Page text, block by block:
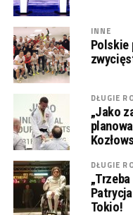
INNE
Polskie
DŁUGIE
„Jako
DŁUGIE
Tokio!